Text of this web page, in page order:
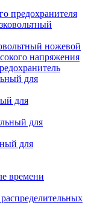
предохранителя
ножевой
напряжения
для
для
времени